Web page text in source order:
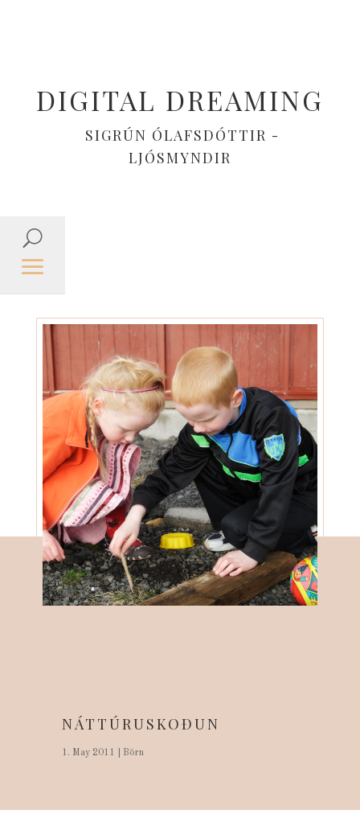
DIGITAL DREAMING
SIGRÚN ÓLAFSDÓTTIR -
LJÓSMYNDIR
NÁTTÚRUSKOÐUN
1. May 2011 Börn